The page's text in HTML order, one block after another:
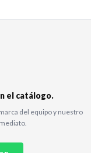
el catálogo.
del equipo y nuestro